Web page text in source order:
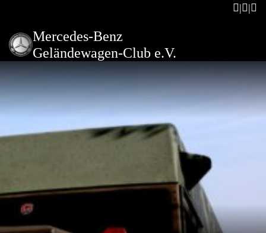
Mercedes-Benz
Geländewagen-Club e.V.